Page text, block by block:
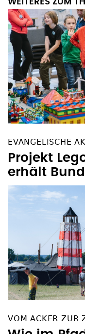
Projekt
erhält
Wie im